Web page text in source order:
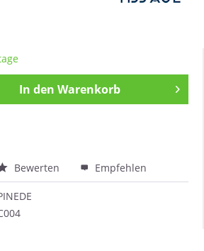
In den Warenkorb
Bewerten Empfehlen